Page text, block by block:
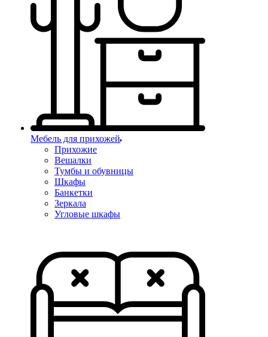
Мебель для прихожей
Прихожие
Вешалки
Тумбы и обувницы
Шкафы
Банкетки
Зеркала
Угловые шкафы